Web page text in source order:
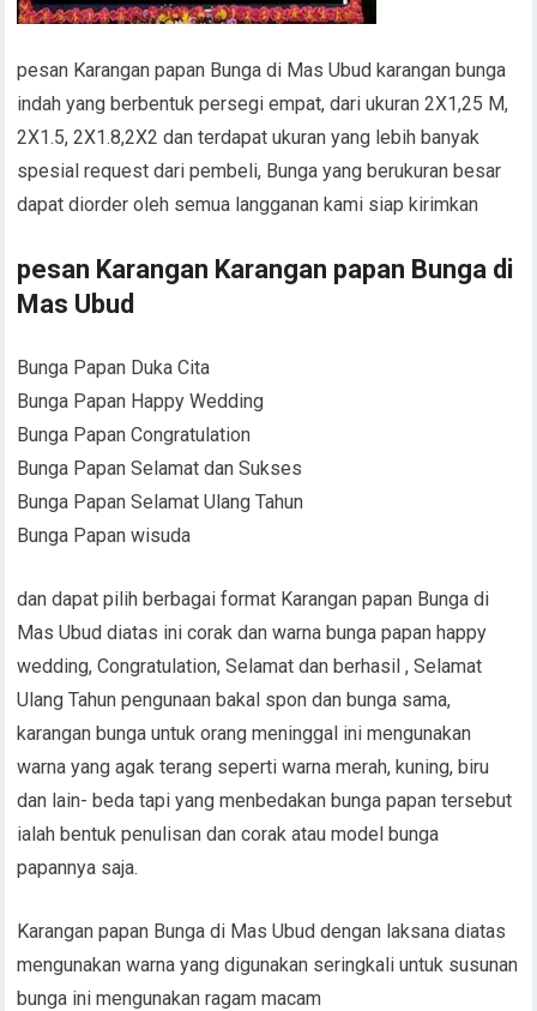
pesan Karangan papan Bunga di Mas Ubud karangan bunga
indah yang berbentuk persegi empat, dari ukuran 2X1,25 M,
2X1.5, 2X1.8,2X2 dan terdapat ukuran yang lebih banyak
spesial request dari pembeli, Bunga yang berukuran besar
dapat diorder oleh semua langganan kami siap kirimkan
pesan Karangan Karangan papan Bunga di
Mas Ubud
Bunga Papan Duka Cita
Bunga Papan Happy Wedding
Bunga Papan Congratulation
Bunga Papan Selamat dan Sukses
Bunga Papan Selamat Ulang Tahun
Bunga Papan wisuda
dan dapat pilih berbagai format Karangan papan Bunga di
Mas Ubud diatas ini corak dan warna bunga papan happy
wedding, Congratulation, Selamat dan berhasil , Selamat
Ulang Tahun pengunaan bakal spon dan bunga sama,
karangan bunga untuk orang meninggal ini mengunakan
warna yang agak terang seperti warna merah, kuning, biru
dan lain- beda tapi yang menbedakan bunga papan tersebut
ialah bentuk penulisan dan corak atau model bunga
papannya saja.
Karangan papan Bunga di Mas Ubud dengan laksana diatas
mengunakan warna yang digunakan seringkali untuk susunan
bunga ini mengunakan ragam macam